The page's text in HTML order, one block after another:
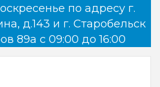
по адресу г.
д.143 и г. Старобельск
89а с 09:00 до 16:00